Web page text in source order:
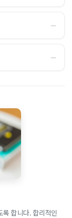
―
―
합니다. 합리적인